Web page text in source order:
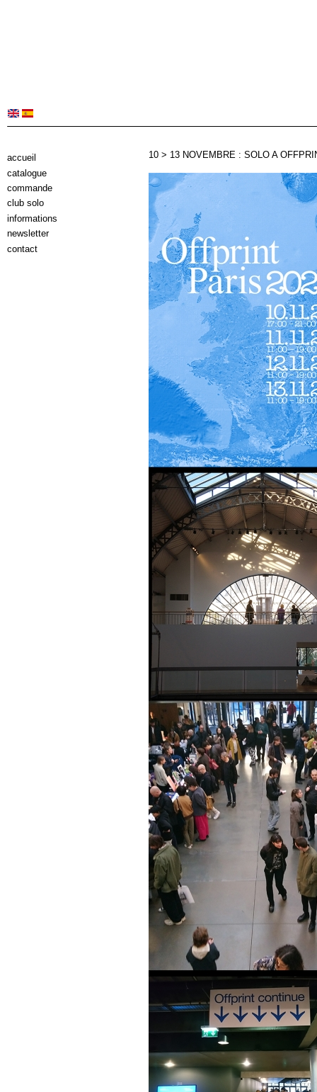
10 > 13 NOVEMBRE : SOLO A
accueil
catalogue
commande
club solo
informations
newsletter
contact